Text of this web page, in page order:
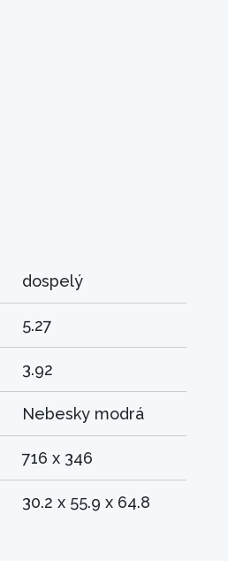
dospelý
5.27
3.92
Nebesky modrá
716 x 346
30.2 x 55.9 x 64.8